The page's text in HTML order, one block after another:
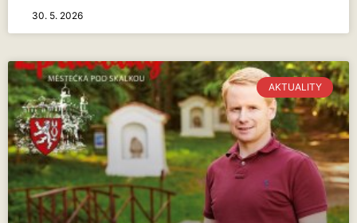
30. 5. 2026
AKTUALITY